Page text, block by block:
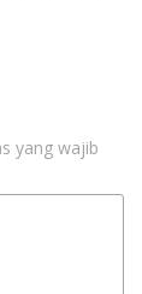
yang wajib